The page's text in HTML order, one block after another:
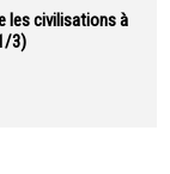
les civilisations à
3)